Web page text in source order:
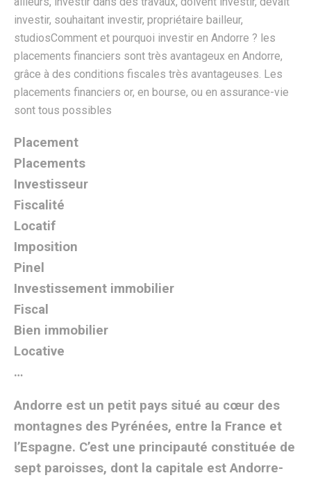
Placement
Placements
Investisseur
Fiscalité
Locatif
Imposition
Pinel
Investissement immobilier
Fiscal
Bien immobilier
Locative
…
Andorre est un petit pays situé au cœur des
montagnes des Pyrénées, entre la France et
l’Espagne. C’est une principauté constituée de
sept paroisses, dont la capitale est Andorre-